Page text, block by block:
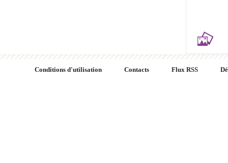
Conditions d'utilisation Contacts Flux RSS